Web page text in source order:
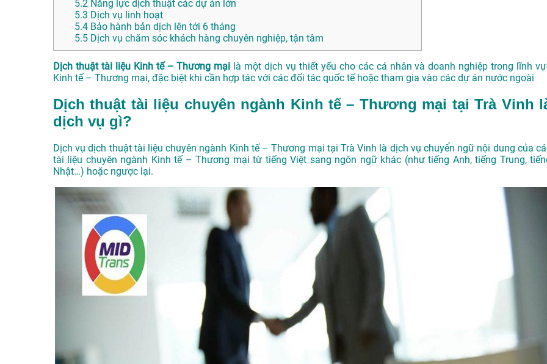
5.2 Năng lực dịch thuật các dự án lớn
5.3 Dịch vụ linh hoạt
5.4 Bảo hành bản dịch lên tới 6 tháng
5.5 Dịch vụ chăm sóc khách hàng chuyên nghiệp, tận tâm
Dịch thuật tài liệu Kinh tế – Thương mại là một dịch vụ thiết yếu cho các cá nhân và doanh nghiệp trong lĩnh
Kinh tế – Thương mại, đặc biệt khi cần hợp tác với các đối tác quốc tế hoặc tham gia vào các dự án nước ngoài
Dịch thuật tài liệu chuyên ngành Kinh tế – Thương mại tại Trà Vinh
dịch vụ gì?
Dịch vụ dịch thuật tài liệu chuyên ngành Kinh tế – Thương mại tại Trà Vinh là dịch vụ chuyển ngữ nội dung của
tài liệu chuyên ngành Kinh tế – Thương mại từ tiếng Việt sang ngôn ngữ khác (như tiếng Anh, tiếng Trung,
Nhật…) hoặc ngược lại.